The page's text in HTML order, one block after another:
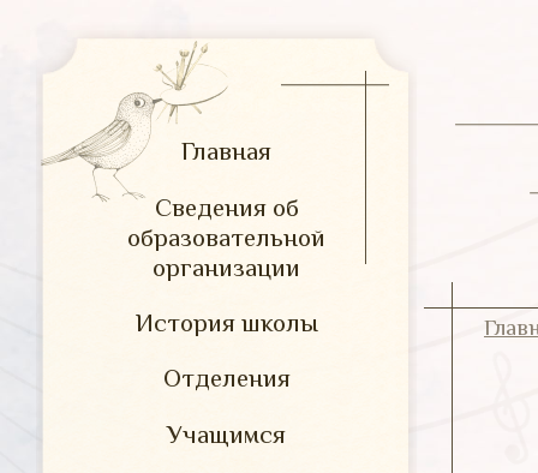
Главная
Сведения об
образовательной
организации
История школы
Отделения
Учащимся